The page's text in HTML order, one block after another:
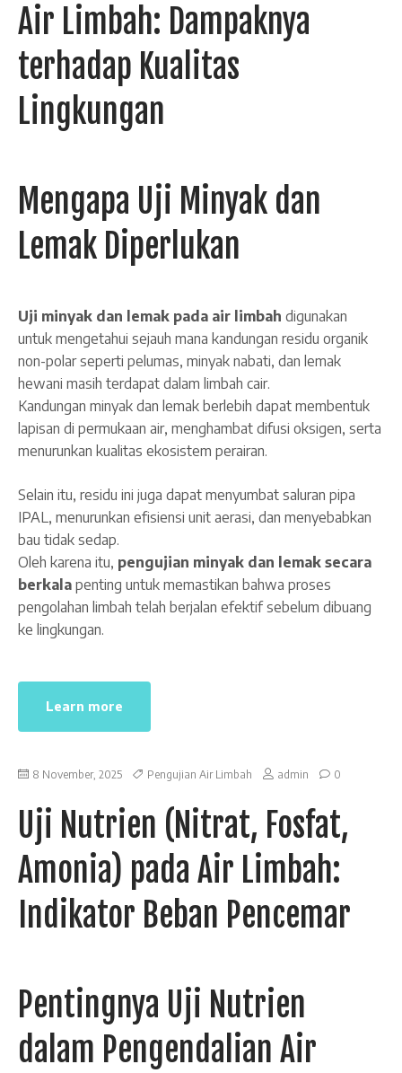
Air Limbah: Dampaknya
terhadap Kualitas
Lingkungan
Mengapa Uji Minyak dan
Lemak Diperlukan
Uji minyak dan lemak pada air limbah digunakan
untuk mengetahui sejauh mana kandungan residu organik
non-polar seperti pelumas, minyak nabati, dan lemak
hewani masih terdapat dalam limbah cair.
Kandungan minyak dan lemak berlebih dapat membentuk
lapisan di permukaan air, menghambat difusi oksigen, serta
menurunkan kualitas ekosistem perairan.
Selain itu, residu ini juga dapat menyumbat saluran pipa
IPAL, menurunkan efisiensi unit aerasi, dan menyebabkan
bau tidak sedap.
Oleh karena itu, pengujian minyak dan lemak secara
berkala penting untuk memastikan bahwa proses
pengolahan limbah telah berjalan efektif sebelum dibuang
ke lingkungan.
Learn more
8 November, 2025 Pengujian Air Limbah admin 0
Uji Nutrien (Nitrat, Fosfat,
Amonia) pada Air Limbah:
Indikator Beban Pencemar
Pentingnya Uji Nutrien
dalam Pengendalian Air